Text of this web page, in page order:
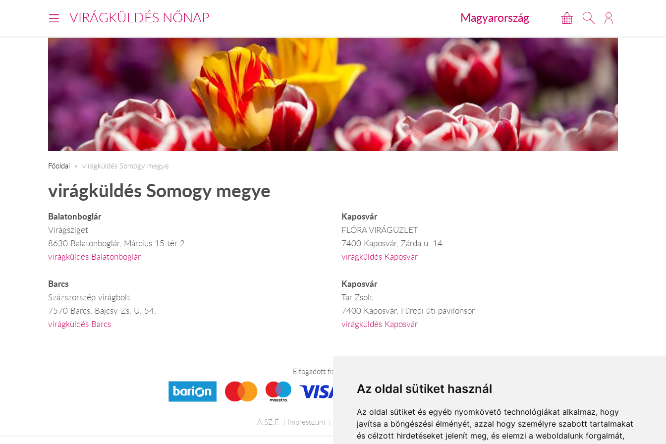
Az oldal sütiket használ
Az oldal sütiket és egyéb nyomkövető technológiákat alkalmaz, hogy
javítsa a böngészési élményét, azzal hogy személyre szabott tartalmakat
és célzott hirdetéseket jelenít meg, és elemzi a weboldalunk forgalmát,
VIRÁGKÜLDÉS NŐNAP Magyarország
Főoldal virágküldés Somogy megye
virágküldés Somogy megye
Balatonboglár
Virágsziget
8630 Balatonboglár, Március 15 tér 2.
virágküldés Balatonboglár
Barcs
Százszorszép virágbolt
7570 Barcs, Bajcsy-Zs. U. 54.
virágküldés Barcs
Kaposvár
FLÓRA VIRÁGÜZLET
7400 Kaposvár, Zárda u. 14.
virágküldés Kaposvár
Kaposvár
Tar Zsolt
7400 Kaposvár, Füredi úti pavilonsor
virágküldés Kaposvár
Elfogadott fizetési módok
Á.SZ.F. Impresszum Adatkezelési tájékoztató